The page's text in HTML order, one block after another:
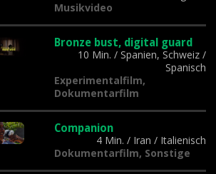
Musikvideo
Bronze bust, digital guard
10 Min. / Spanien, Schweiz /
Spanisch
Experimentalfilm,
Dokumentarfilm
Companion
4 Min. / Iran / Italienisch
Dokumentarfilm, Sonstige